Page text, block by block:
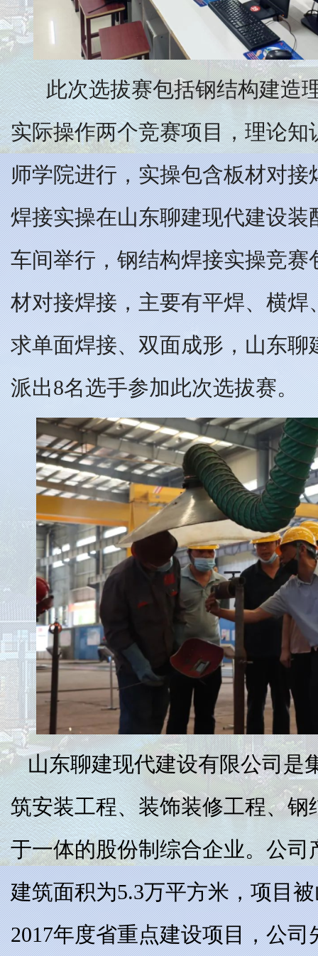
此次选拔赛包括钢结构建造
实际操作两个竞赛项目，理论
师学院进行，实操包含板材对
焊接实操在山东聊建现代建设
车间举行，钢结构焊接实操竞
材对接焊接，主要有平焊、横
求单面焊接、双面成形，山东
派出8名选手参加此次选拔赛。
山东聊建现代建设有限公司是
筑安装工程、装饰装修工程、
于一体的股份制综合企业。公司
建筑面积为5.3万平方米，项目
2017年度省重点建设项目，公